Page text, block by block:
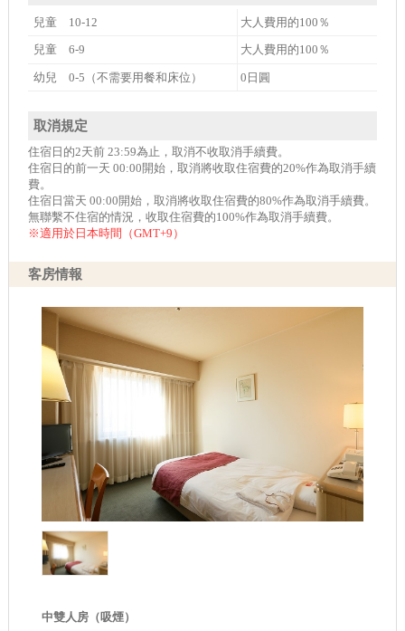
兒童 10-12 大人費用的100％
兒童 6-9 大人費用的100％
幼兒 0-5（不需要用餐和床位） 0日圓
取消規定
住宿日的2天前 23:59為止，取消不收取消手續費。
住宿日的前一天 00:00開始，取消將收取住宿費的20%作為取消手續
費。
住宿日當天 00:00開始，取消將收取住宿費的80%作為取消手續費。
無聯繫不住宿的情況，收取住宿費的100%作為取消手續費。
※適用於日本時間（GMT+9）
客房情報
中雙人房（吸煙）